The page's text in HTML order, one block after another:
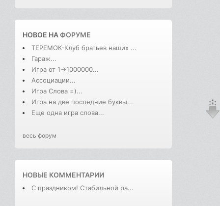
НОВОЕ НАФОРУМЕ
ТЕРЕМОК-Клуб братьев наших ...
Гараж...
Игра от 1->1000000...
Ассоциации...
Игра Слова =)...
Игра на две последние буквы...
Еще одна игра слова...
весь форум
НОВЫЕ КОММЕНТАРИИ
С праздником! Стабильной ра...